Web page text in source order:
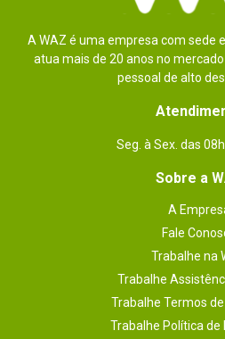
A WAZ é uma empresa com sede
atua mais de 20 anos no
pessoal de alto
Seg. à Sex. das
Sobre a
A
Fale
Trabalhe na
Trabalhe
Trabalhe Termos
Trabalhe Política de